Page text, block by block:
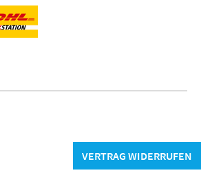
VERTRAG WIDERRUFEN